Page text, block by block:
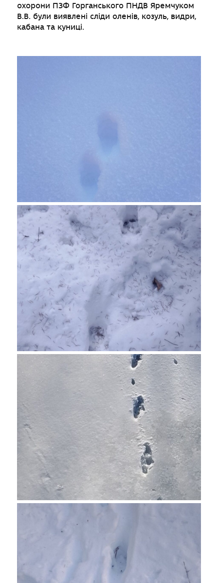
охорони ПЗФ Горганського ПНДВ Яремчуком
В.В. були виявлені сліди оленів, козуль, видри,
кабана та куниці.